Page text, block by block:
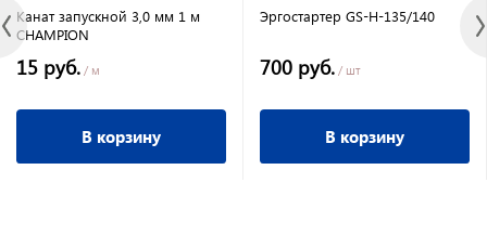
Канат запускной 3,0 мм 1 м
CHAMPION
15 руб. / м
В корзину
Эргостартер GS-H-135/140
700 руб. / шт
В корзину